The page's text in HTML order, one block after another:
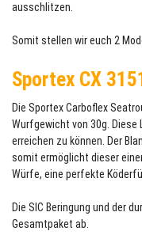
ausschlitzen.
Somit stellen wir euch 2
Sportex CX
Die Sportex Carboflex
Wurfgewicht von 30g. Diese
erreichen zu können. Der
somit ermöglicht dieser
Würfe, eine perfekte
Die SIC Beringung und der
Gesamtpaket ab.